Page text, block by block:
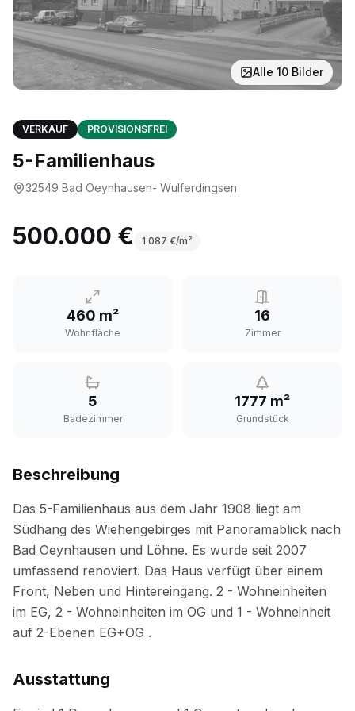
Alle 10 Bilder
VERKAUF PROVISIONSFREI
5-Familienhaus
32549 Bad Oeynhausen- Wulferdingsen
500.000 € 1.087 €/m²
460 m²
Wohnfläche
16
Zimmer
5
Badezimmer
1777 m²
Grundstück
Beschreibung
Ausstattung